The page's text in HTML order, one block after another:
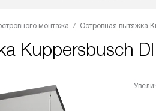
монтажа Островная вытяжка
Kuppersbusch